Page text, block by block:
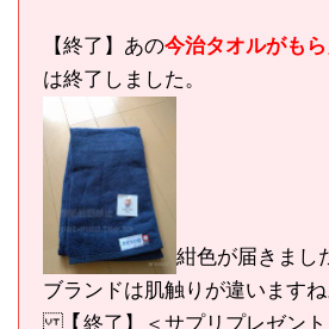
【終了】あの今治タオルがも
は終了しました。
紺色が届きまし
ブランドは肌触りが違いますね
【終了】＜サプリプレゼント